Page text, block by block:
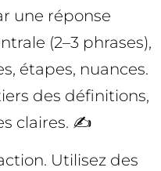
une réponse
(2–3 phrases),
étapes, nuances.
des définitions,
claires. ✍️
Utilisez des